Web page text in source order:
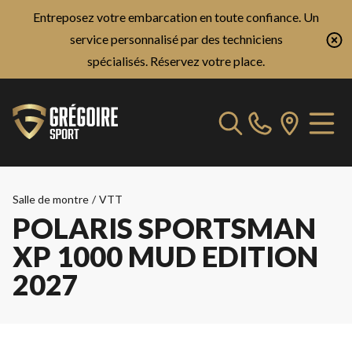
Entreposez votre embarcation en toute confiance. Un
service personnalisé par des techniciens
spécialisés. Réservez votre place.
Salle de montre / VTT
POLARIS SPORTSMAN
XP 1000 MUD EDITION
2027